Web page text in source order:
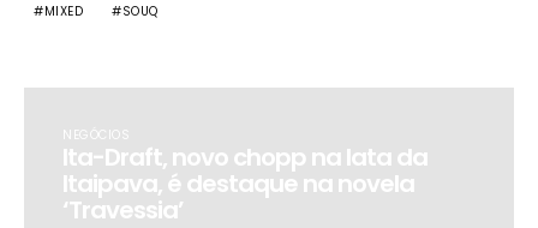
MIXED SOUQ
NEGÓCIOS
Ita-Draft, novo chopp na lata da
Itaipava, é destaque na novela
‘Travessia’